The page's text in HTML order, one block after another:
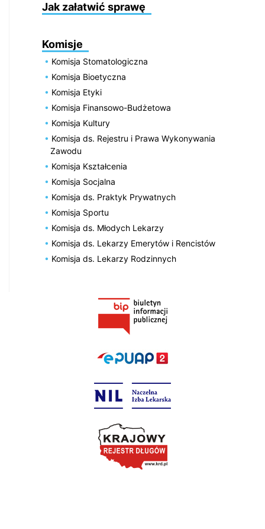
Jak załatwić sprawę
Komisje
Komisja Stomatologiczna
Komisja Bioetyczna
Komisja Etyki
Komisja Finansowo-Budżetowa
Komisja Kultury
Komisja ds. Rejestru i Prawa Wykonywania
Zawodu
Komisja Kształcenia
Komisja Socjalna
Komisja ds. Praktyk Prywatnych
Komisja Sportu
Komisja ds. Młodych Lekarzy
Komisja ds. Lekarzy Emerytów i Rencistów
Komisja ds. Lekarzy Rodzinnych